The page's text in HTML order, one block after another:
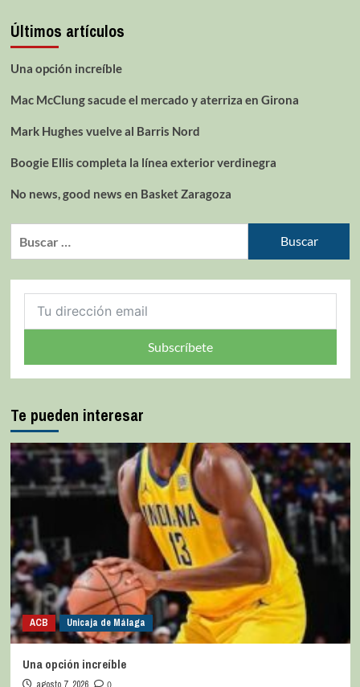
Últimos artículos
Una opción increíble
Mac McClung sacude el mercado y aterriza en Girona
Mark Hughes vuelve al Barris Nord
Boogie Ellis completa la línea exterior verdinegra
No news, good news en Basket Zaragoza
Subscríbete
Te pueden interesar
ACB Unicaja de Málaga
Una opción increíble